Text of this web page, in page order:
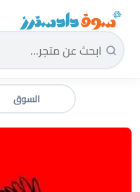
سوق دادسترز الرئيسية
السوق